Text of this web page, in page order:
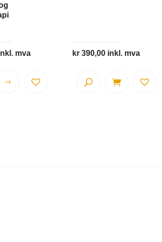
mva
Dette
kr390,00 inkl. mva